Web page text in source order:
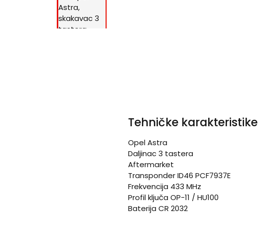
Tehničke karakteristike
Opel Astra
Daljinac 3 tastera
Aftermarket
Transponder ID46 PCF7937E
Frekvencija 433 MHz
Profil ključa OP-11 / HU100
Baterija CR 2032